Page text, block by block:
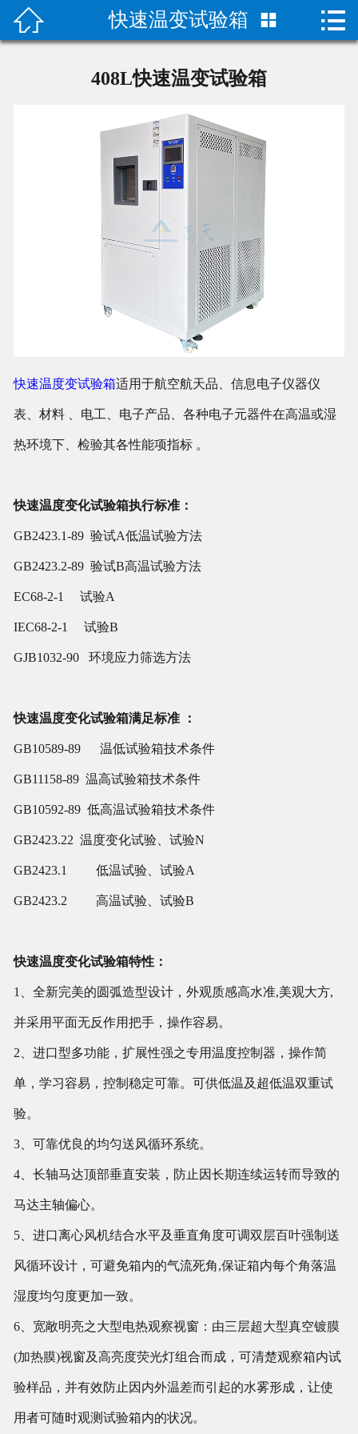
 首页
成功案例
新闻动态
联系我们
 快速温变试验箱  
408L快速温变试验箱
快速温度变试验箱适用于航空航天品、信息电子仪器仪
表、材料 、电工、电子产品、各种电子元器件在高温或湿
热环境下、检验其各性能项指标 。
快速温度变化试验箱执行标准：
GB2423.1-89 验试A低温试验方法
GB2423.2-89 验试B高温试验方法
EC68-2-1 试验A
IEC68-2-1 试验B
GJB1032-90 环境应力筛选方法
快速温度变化试验箱满足标准 ：
GB10589-89 温低试验箱技术条件
GB11158-89温高试验箱技术条件
GB10592-89低高温试验箱技术条件
GB2423.22 温度变化试验、试验N
GB2423.1 低温试验、试验A
GB2423.2 高温试验、试验B
快速温度变化试验箱特性：
1、全新完美的圆弧造型设计，外观质感高水准,美观大方,
并采用平面无反作用把手，操作容易。
2、进口型多功能，扩展性强之专用温度控制器，操作简
单，学习容易，控制稳定可靠。可供低温及超低温双重试
验。
3、可靠优良的均匀送风循环系统。
4、长轴马达顶部垂直安装，防止因长期连续运转而导致的
马达主轴偏心。
5、进口离心风机结合水平及垂直角度可调双层百叶强制送
风循环设计，可避免箱内的气流死角,保证箱内每个角落温
湿度均匀度更加一致。
6、宽敞明亮之大型电热观察视窗：由三层超大型真空镀膜
(加热膜)视窗及高亮度荧光灯组合而成，可清楚观察箱内试
验样品，并有效防止因内外温差而引起的水雾形成，让使
用者可随时观测试验箱内的状况。